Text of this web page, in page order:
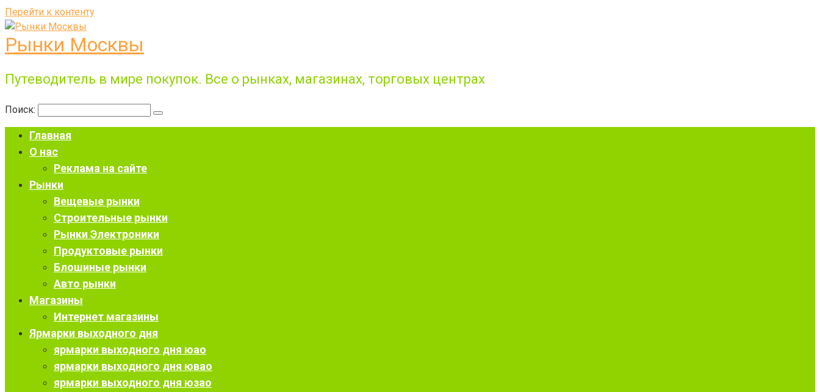
Перейти к контенту
Рынки Москвы
Путеводитель в мире покупок. Все о рынках, магазинах, торговых центрах
Поиск:
Главная
О нас
Реклама на сайте
Рынки
Вещевые рынки
Строительные рынки
Рынки Электроники
Продуктовые рынки
Блошиные рынки
Авто рынки
Магазины
Интернет магазины
Ярмарки выходного дня
ярмарки выходного дня юао
ярмарки выходного дня ювао
ярмарки выходного дня юзао